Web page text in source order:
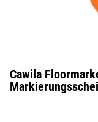
Cawila